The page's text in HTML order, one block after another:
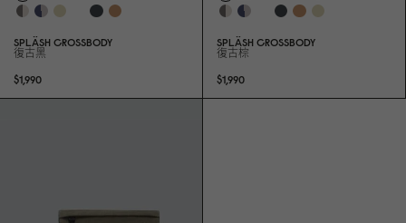
SPLÄSH CROSSBODY
復古黑
$1,990
SPLÄSH CROSSBODY
復古棕
$1,990